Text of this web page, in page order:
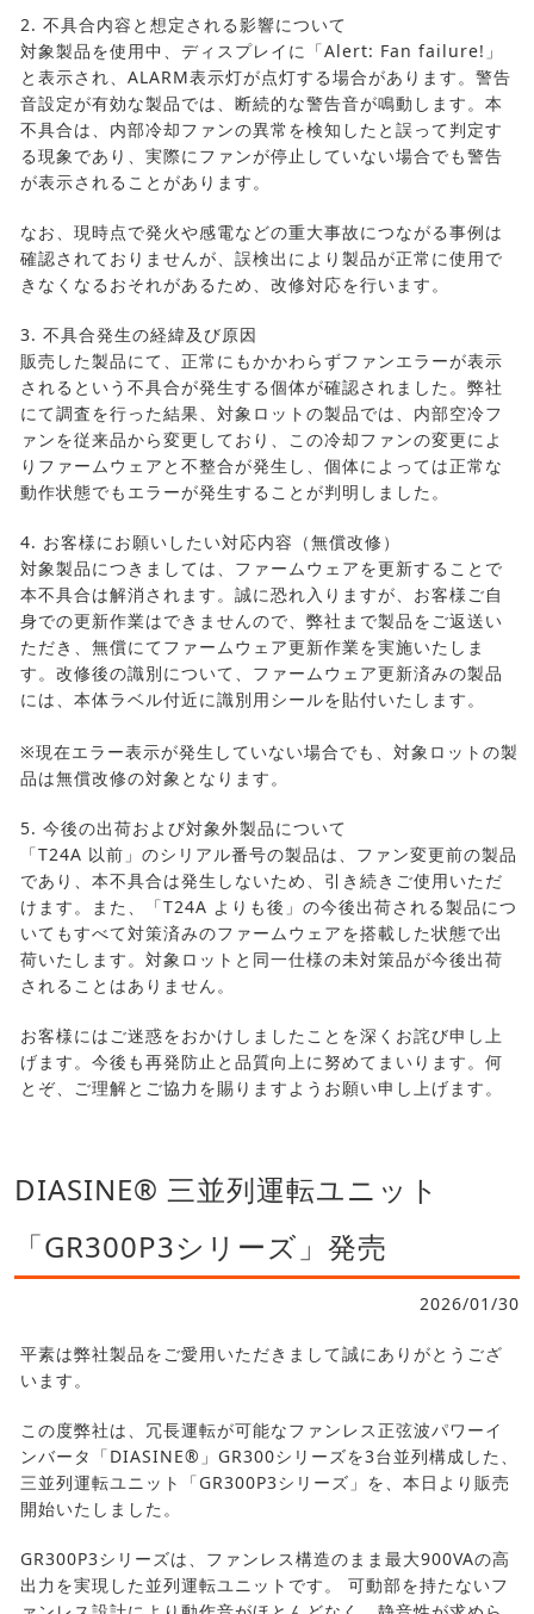
2. 不具合内容と想定される影響について
対象製品を使用中、ディスプレイに「Alert: Fan failure!」
と表示され、ALARM表示灯が点灯する場合があります。警告
音設定が有効な製品では、断続的な警告音が鳴動します。本
不具合は、内部冷却ファンの異常を検知したと誤って判定す
る現象であり、実際にファンが停止していない場合でも警告
が表示されることがあります。
なお、現時点で発火や感電などの重大事故につながる事例は
確認されておりませんが、誤検出により製品が正常に使用で
きなくなるおそれがあるため、改修対応を行います。
3. 不具合発生の経緯及び原因
販売した製品にて、正常にもかかわらずファンエラーが表示
されるという不具合が発生する個体が確認されました。弊社
にて調査を行った結果、対象ロットの製品では、内部空冷フ
ァンを従来品から変更しており、この冷却ファンの変更によ
りファームウェアと不整合が発生し、個体によっては正常な
動作状態でもエラーが発生することが判明しました。
4. お客様にお願いしたい対応内容（無償改修）
対象製品につきましては、ファームウェアを更新することで
本不具合は解消されます。誠に恐れ入りますが、お客様ご自
身での更新作業はできませんので、弊社まで製品をご返送い
ただき、無償にてファームウェア更新作業を実施いたしま
す。改修後の識別について、ファームウェア更新済みの製品
には、本体ラベル付近に識別用シールを貼付いたします。
※現在エラー表示が発生していない場合でも、対象ロットの製
品は無償改修の対象となります。
5. 今後の出荷および対象外製品について
「T24A 以前」のシリアル番号の製品は、ファン変更前の製品
であり、本不具合は発生しないため、引き続きご使用いただ
けます。また、「T24A よりも後」の今後出荷される製品につ
いてもすべて対策済みのファームウェアを搭載した状態で出
荷いたします。対象ロットと同一仕様の未対策品が今後出荷
されることはありません。
お客様にはご迷惑をおかけしましたことを深くお詫び申し上
げます。今後も再発防止と品質向上に努めてまいります。何
とぞ、ご理解とご協力を賜りますようお願い申し上げます。
DIASINE® 三並列運転ユニット
「GR300P3シリーズ」発売
2026/01/30
平素は弊社製品をご愛用いただきまして誠にありがとうござ
います。
この度弊社は、冗長運転が可能なファンレス正弦波パワーイ
ンバータ「DIASINE®」GR300シリーズを3台並列構成した、
三並列運転ユニット「GR300P3シリーズ」を、本日より販売
開始いたしました。
GR300P3シリーズは、ファンレス構造のまま最大900VAの高
出力を実現した並列運転ユニットです。 可動部を持たないフ